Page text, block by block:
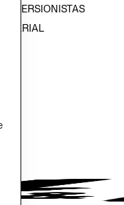
INVERSIONISTAS